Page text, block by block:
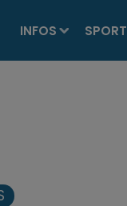
INFOS